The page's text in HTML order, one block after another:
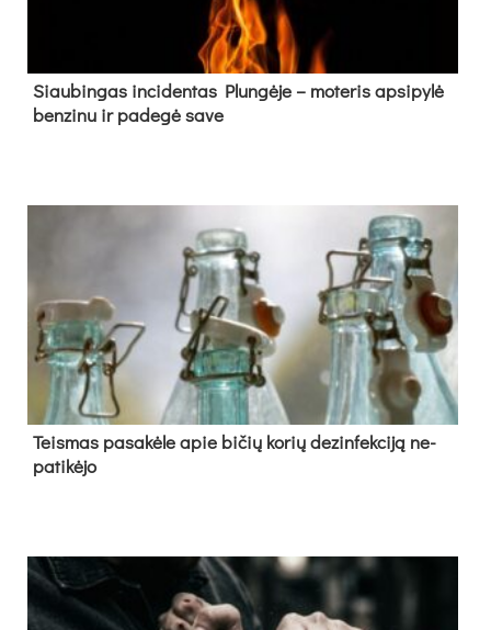
Siau­bin­gas in­ci­den­tas Plun­gė­je – mo­te­ris ap­si­py­lė
ben­zi­nu ir pa­de­gė sa­ve
Teis­mas pa­sa­kė­le apie bi­čių ko­rių de­zin­fek­ci­ją ne­
pa­ti­kė­jo